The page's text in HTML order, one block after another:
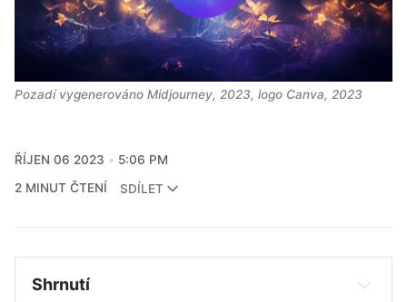
Pozadí vygenerováno Midjourney, 2023, logo Canva, 2023
ŘÍJEN 06 2023
5:06 PM
2 MINUT ČTENÍ
SDÍLET
Shrnutí